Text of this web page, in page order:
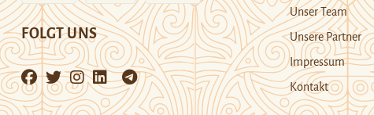
FOLGT UNS
Unser Team
Unsere Partner
Impressum
Kontakt